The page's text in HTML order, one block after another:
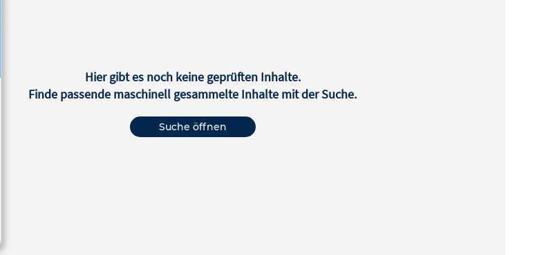
Hier gibt es noch keine geprüften Inhalte.
Finde passende maschinell gesammelte Inhalte mit der Suche.
Suche öffnen